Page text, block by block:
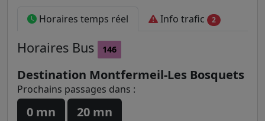
Horaires temps réel Info trafic 2
Horaires Bus 146
Destination Montfermeil-Les Bosquets
Prochains passages dans :
0 mn
20 mn